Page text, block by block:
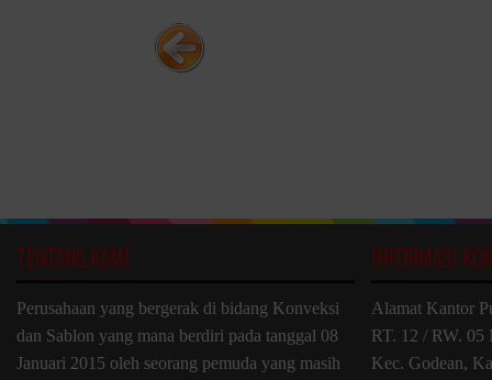
TENTANG KAMI
Perusahaan yang bergerak di bidang Konveksi
dan Sablon yang mana berdiri pada tanggal 08
Januari 2015 oleh seorang pemuda yang masih
INFORMASI
Alamat Kantor
RT. 12 / RW. 05
Kec. Godean,